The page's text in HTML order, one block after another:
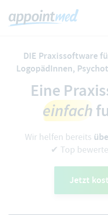
DIE Praxissoftware
LogopädInnen,
Eine
einfach
Wir helfen bereits
✔ Top
Jetzt